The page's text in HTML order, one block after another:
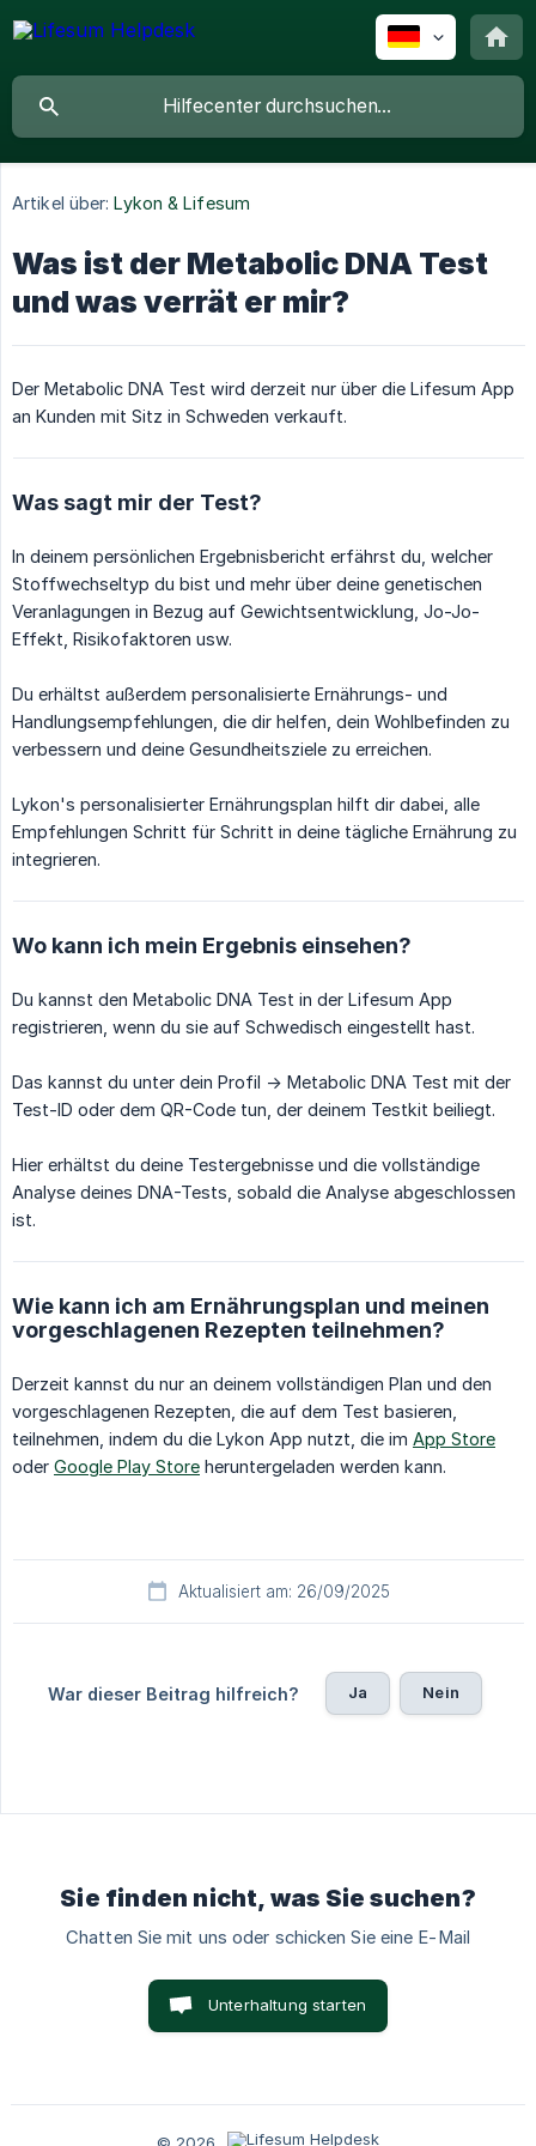
Artikel über: Lykon & Lifesum
Was ist der Metabolic DNA Test
und was verrät er mir?
Der Metabolic DNA Test wird derzeit nur über die Lifesum App
an Kunden mit Sitz in Schweden verkauft.
Was sagt mir der Test?
In deinem persönlichen Ergebnisbericht erfährst du, welcher
Stoffwechseltyp du bist und mehr über deine genetischen
Veranlagungen in Bezug auf Gewichtsentwicklung, Jo-Jo-
Effekt, Risikofaktoren usw.
Du erhältst außerdem personalisierte Ernährungs- und
Handlungsempfehlungen, die dir helfen, dein Wohlbefinden zu
verbessern und deine Gesundheitsziele zu erreichen.
Lykon's personalisierter Ernährungsplan hilft dir dabei, alle
Empfehlungen Schritt für Schritt in deine tägliche Ernährung zu
integrieren.
Wo kann ich mein Ergebnis einsehen?
Du kannst den Metabolic DNA Test in der Lifesum App
registrieren, wenn du sie auf Schwedisch eingestellt hast.
Das kannst du unter dein Profil -> Metabolic DNA Test mit der
Test-ID oder dem QR-Code tun, der deinem Testkit beiliegt.
Hier erhältst du deine Testergebnisse und die vollständige
Analyse deines DNA-Tests, sobald die Analyse abgeschlossen
ist.
Wie kann ich am Ernährungsplan und meinen
vorgeschlagenen Rezepten teilnehmen?
Derzeit kannst du nur an deinem vollständigen Plan und den
vorgeschlagenen Rezepten, die auf dem Test basieren,
teilnehmen, indem du die Lykon App nutzt, die im App Store
oder Google Play Store heruntergeladen werden kann.
Aktualisiert am: 26/09/2025
War dieser Beitrag hilfreich? Ja Nein
Sie finden nicht, was Sie suchen?
Chatten Sie mit uns oder schicken Sie eine E-Mail
Unterhaltung starten
© 2026